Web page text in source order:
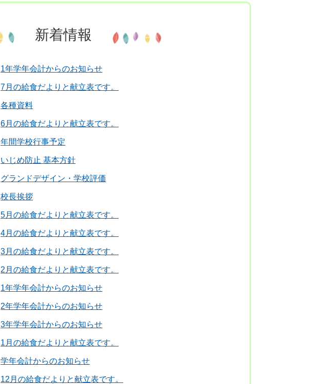
新着情報
1年学年会計からのお知らせ
7月の給食だよりと献立表です。
各種資料
6月の給食だよりと献立表です。
年間学校行事予定
いじめ防止 基本方針
グランドデザイン・学校評価
校長挨拶
5月の給食だよりと献立表です。
4月の給食だよりと献立表です。
3月の給食だよりと献立表です。
2月の給食だよりと献立表です。
1年学年会計からのお知らせ
2年学年会計からのお知らせ
3年学年会計からのお知らせ
1月の給食だよりと献立表です。
学年会計からのお知らせ
12月の給食だよりと献立表です。